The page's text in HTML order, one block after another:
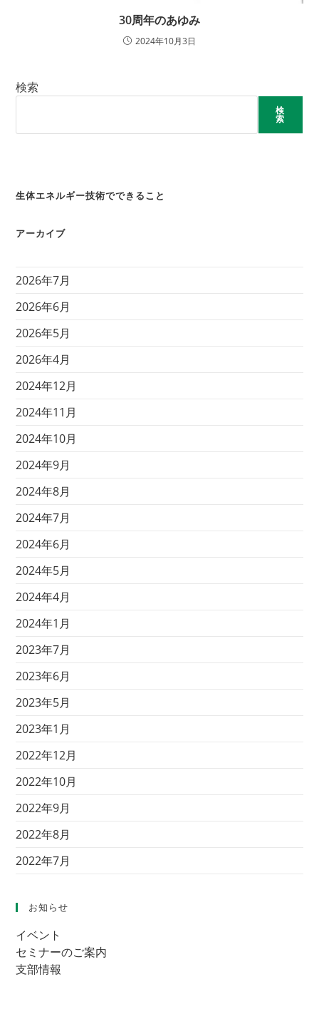
30周年のあゆみ
2024年10月3日
検索
検
索
生体エネルギー技術でできること
アーカイブ
2026年7月
2026年6月
2026年5月
2026年4月
2024年12月
2024年11月
2024年10月
2024年9月
2024年8月
2024年7月
2024年6月
2024年5月
2024年4月
2024年1月
2023年7月
2023年6月
2023年5月
2023年1月
2022年12月
2022年10月
2022年9月
2022年8月
2022年7月
お知らせ
イベント
セミナーのご案内
支部情報